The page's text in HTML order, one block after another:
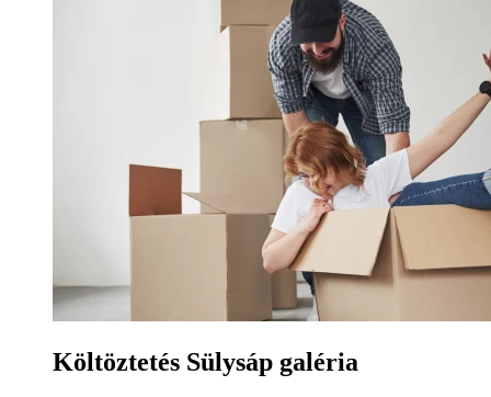
Költöztetés Sülysáp galéria